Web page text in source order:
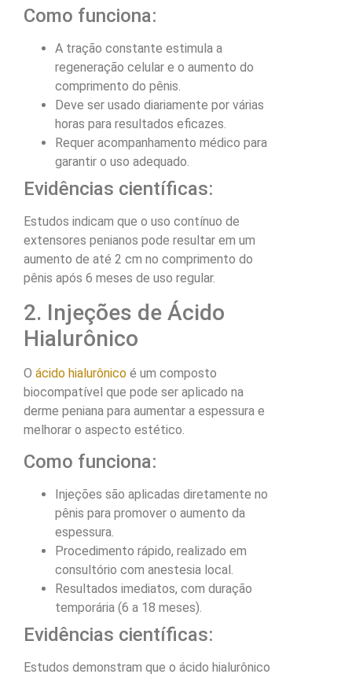
Como funciona:
A tração constante estimula a
regeneração celular e o aumento do
comprimento do pênis.
Deve ser usado diariamente por várias
horas para resultados eficazes.
Requer acompanhamento médico para
garantir o uso adequado.
Evidências científicas:
Estudos indicam que o uso contínuo de
extensores penianos pode resultar em um
aumento de até 2 cm no comprimento do
pênis após 6 meses de uso regular.
2. Injeções de Ácido
Hialurônico
O ácido hialurônico é um composto
biocompatível que pode ser aplicado na
derme peniana para aumentar a espessura e
melhorar o aspecto estético.
Como funciona:
Injeções são aplicadas diretamente no
pênis para promover o aumento da
espessura.
Procedimento rápido, realizado em
consultório com anestesia local.
Resultados imediatos, com duração
temporária (6 a 18 meses).
Evidências científicas:
Estudos demonstram que o ácido hialurônico